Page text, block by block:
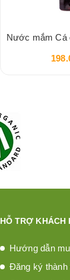
HỖ TRỢ KHÁCH
Hướng dẫn
Đăng ký thành